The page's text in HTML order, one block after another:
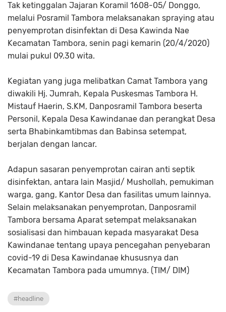
Tak ketinggalan Jajaran Koramil 1608-05/ Donggo,
melalui Posramil Tambora melaksanakan spraying atau
penyemprotan disinfektan di Desa Kawinda Nae
Kecamatan Tambora, senin pagi kemarin (20/4/2020)
mulai pukul 09.30 wita.
Kegiatan yang juga melibatkan Camat Tambora yang
diwakili Hj. Jumrah, Kepala Puskesmas Tambora H.
Mistauf Haerin, S.KM, Danposramil Tambora beserta
Personil, Kepala Desa Kawindanae dan perangkat Desa
serta Bhabinkamtibmas dan Babinsa setempat,
berjalan dengan lancar.
Adapun sasaran penyemprotan cairan anti septik
disinfektan, antara lain Masjid/ Mushollah, pemukiman
warga, gang, Kantor Desa dan fasilitas umum lainnya.
Selain melaksanakan penyemprotan, Danposramil
Tambora bersama Aparat setempat melaksanakan
sosialisasi dan himbauan kepada masyarakat Desa
Kawindanae tentang upaya pencegahan penyebaran
covid-19 di Desa Kawindanae khususnya dan
Kecamatan Tambora pada umumnya. (TIM/ DIM)
#headline